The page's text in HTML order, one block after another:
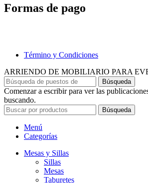
Formas de pago
Término y Condiciones
ARRIENDO DE MOBILIARIO PARA
Búsqueda
Comenzar a escribir para ver las
buscando.
Búsqueda
Menú
Categorías
Mesas y Sillas
Sillas
Mesas
Taburetes